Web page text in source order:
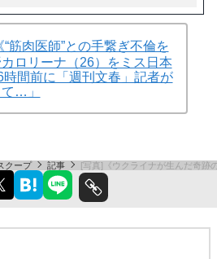
“筋肉医師”との手繋ぎ不倫を
ロリーナ（26）をミス日本
時間前に「週刊文春」記者が
…」
クープ 記事 [写真]《ウクライナが生んだ奇跡